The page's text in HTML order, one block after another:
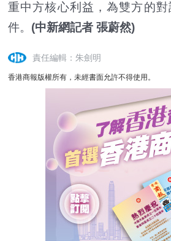
重中方核心利益，為雙方的
件。 (中新網記者 張蔚然)
責任編輯：朱劍明
香港商報版權所有，未經書面允許不得使用。